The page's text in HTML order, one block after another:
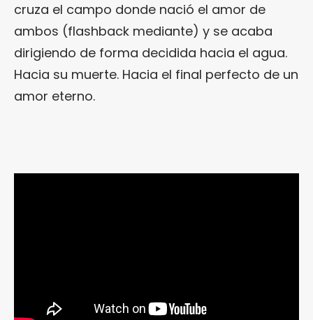
cruza el campo donde nació el amor de
ambos (flashback mediante) y se acaba
dirigiendo de forma decidida hacia el agua.
Hacia su muerte. Hacia el final perfecto de un
amor eterno.